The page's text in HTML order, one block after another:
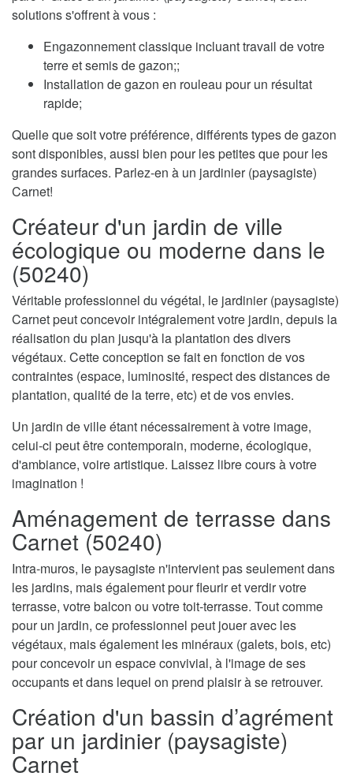
solutions s'offrent à vous :
Engazonnement classique incluant travail de votre
terre et semis de gazon;;
Installation de gazon en rouleau pour un résultat
rapide;
Quelle que soit votre préférence, différents types de gazon
sont disponibles, aussi bien pour les petites que pour les
grandes surfaces. Parlez-en à un jardinier (paysagiste)
Carnet!
Créateur d'un jardin de ville
écologique ou moderne dans le
(50240)
Véritable professionnel du végétal, le jardinier (paysagiste)
Carnet peut concevoir intégralement votre jardin, depuis la
réalisation du plan jusqu'à la plantation des divers
végétaux. Cette conception se fait en fonction de vos
contraintes (espace, luminosité, respect des distances de
plantation, qualité de la terre, etc) et de vos envies.
Un jardin de ville étant nécessairement à votre image,
celui-ci peut être contemporain, moderne, écologique,
d'ambiance, voire artistique. Laissez libre cours à votre
imagination !
Aménagement de terrasse dans
Carnet (50240)
Intra-muros, le paysagiste n'intervient pas seulement dans
les jardins, mais également pour fleurir et verdir votre
terrasse, votre balcon ou votre toit-terrasse. Tout comme
pour un jardin, ce professionnel peut jouer avec les
végétaux, mais également les minéraux (galets, bois, etc)
pour concevoir un espace convivial, à l'image de ses
occupants et dans lequel on prend plaisir à se retrouver.
Création d'un bassin d’agrément
par un jardinier (paysagiste)
Carnet